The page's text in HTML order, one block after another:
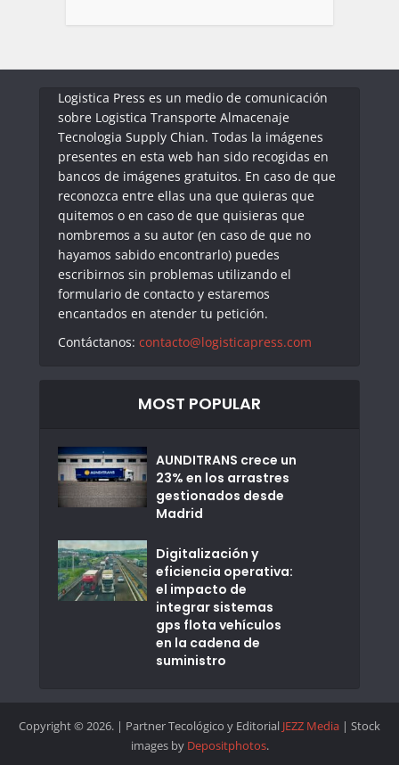
Logistica Press es un medio de comunicación
sobre Logistica Transporte Almacenaje
Tecnologia Supply Chian. Todas la imágenes
presentes en esta web han sido recogidas en
bancos de imágenes gratuitos. En caso de que
reconozca entre ellas una que quieras que
quitemos o en caso de que quisieras que
nombremos a su autor (en caso de que no
hayamos sabido encontrarlo) puedes
escribirnos sin problemas utilizando el
formulario de contacto y estaremos
encantados en atender tu petición.
Contáctanos: contacto@logisticapress.com
MOST POPULAR
AUNDITRANS crece un
23% en los arrastres
gestionados desde
Madrid
Digitalización y
eficiencia operativa:
el impacto de
integrar sistemas
gps flota vehículos
en la cadena de
suministro
Copyright © 2026. | Partner Tecológico y Editorial JEZZ Media | Stock
images by Depositphotos.